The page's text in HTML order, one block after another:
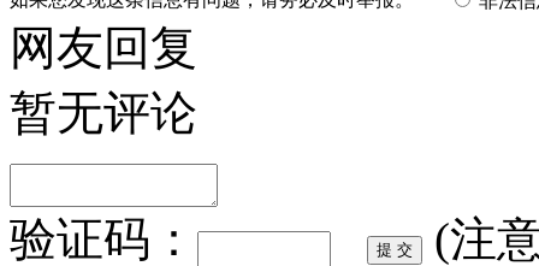
网友回复
暂无评论
验证码：
(注